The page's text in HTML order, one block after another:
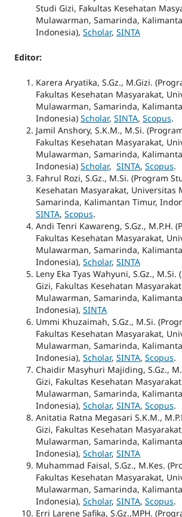
Studi Gizi, Fakultas Kesehatan
Mulawarman, Samarinda,
Indonesia), Scholar, SINTA
Editor:
Karera Aryatika, S.Gz., M.Gizi.
Fakultas Kesehatan Masyarakat,
Mulawarman, Samarinda,
Indonesia) Scholar, SINTA, Scopus.
Jamil Anshory, S.K.M., M.Si.
Fakultas Kesehatan Masyarakat,
Mulawarman, Samarinda,
Indonesia) Scholar, SINTA, Scopus.
Fahrul Rozi, S.Gz., M.Si. (Program
Kesehatan Masyarakat, Universitas
Samarinda, Kalimantan Timur,
SINTA, Scopus.
Andi Tenri Kawareng, S.Gz., M.P.H.
Fakultas Kesehatan Masyarakat,
Mulawarman, Samarinda,
Indonesia), Scholar, SINTA
Leny Eka Tyas Wahyuni, S.Gz.,
Gizi, Fakultas Kesehatan
Mulawarman, Samarinda,
Indonesia), SINTA
Ummi Khuzaimah, S.Gz., M.Si.
Fakultas Kesehatan Masyarakat,
Mulawarman, Samarinda,
Indonesia), Scholar, SINTA, Scopus.
Chaidir Masyhuri Majiding, S.Gz.,
Gizi, Fakultas Kesehatan
Mulawarman, Samarinda,
Indonesia), Scholar, SINTA, Scopus.
Anitatia Ratna Megasari S.K.M.,
Gizi, Fakultas Kesehatan
Mulawarman, Samarinda,
Indonesia), Scholar, SINTA
Muhammad Faisal, S.Gz., M.Kes.
Fakultas Kesehatan Masyarakat,
Mulawarman, Samarinda,
Indonesia), Scholar, SINTA, Scopus.
Erri Larene Safika, S.Gz.,MPH.